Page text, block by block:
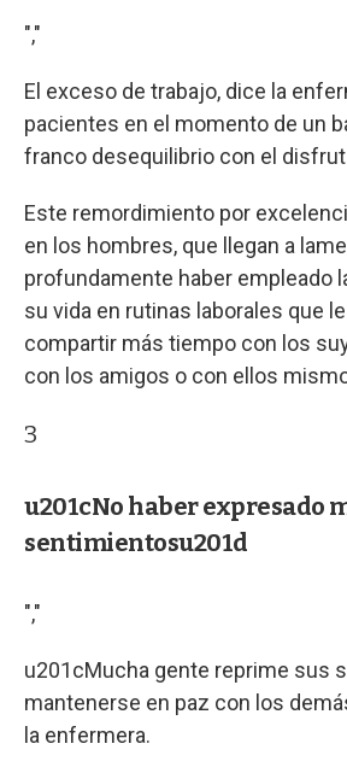
","
El exceso de trabajo, dice la
pacientes en el momento de un
franco desequilibrio con el
Este remordimiento por
en los hombres, que llegan a
profundamente haber empleado
su vida en rutinas laborales que
compartir más tiempo con los
con los amigos o con ellos
3
u201cNo haber expresado
sentimientosu201d
","
u201cMucha gente reprime sus
mantenerse en paz con los
la enfermera.